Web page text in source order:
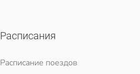
Расписания
Расписание поездов